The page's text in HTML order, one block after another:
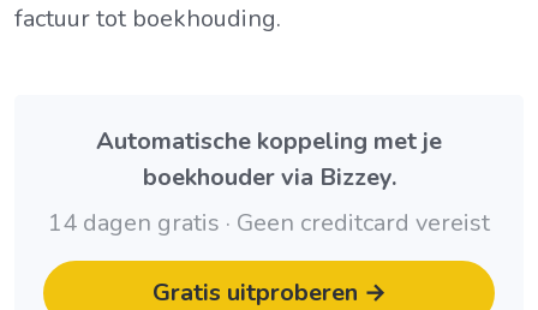
factuur tot boekhouding.
Automatische koppeling met je
boekhouder via Bizzey.
14 dagen gratis · Geen creditcard vereist
Gratis uitproberen →